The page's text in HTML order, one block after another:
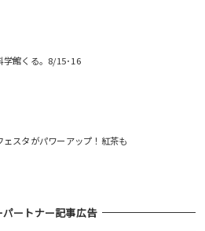
学館くる。8/15･16
ェスタがパワーアップ！紅茶も
パートナー記事広告